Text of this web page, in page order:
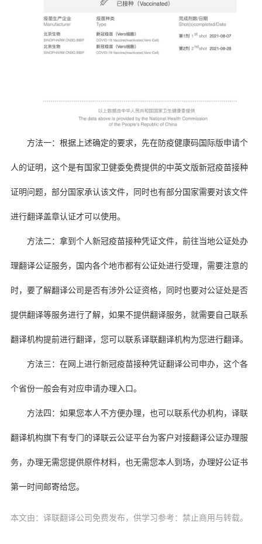
方法一：根据上述确定的要求，先在防疫健康码国际版申请个
人的证明，这个是有国家卫健委免费提供的中英文版新冠疫苗接种
证明问题，部分国家承认该文件，同时也有部分国家需要对该文件
进行翻译盖章认证才可以使用。
方法二：拿到个人新冠疫苗接种凭证文件，前往当地公证处办
理翻译公证服务，国内各个地市都有公证处进行受理，需要注意的
时，要了解翻译公司是否有涉外公证资格，同时也要对公证处是否
提供翻译等服务进行了解，如果不提供翻译服务，就需要自己联系
翻译机构提前进行翻译，您可以联系译联翻译机构为您进行翻译。
方法三：在网上进行新冠疫苗接种凭证翻译公司申办，这个各
个省份一般会有对应申请办理入口。
方法四：如果您本人不方便办理，也可以联系代办机构，译联
翻译机构旗下有专门的译联云公证平台为客户对接翻译公证办理服
务，办理无需您提供原件材料，也无需您本人到场，办理好公证书
第一时间邮寄给您。
本文由：译联翻译公司免费发布，供学习参考：禁止商用与转载。